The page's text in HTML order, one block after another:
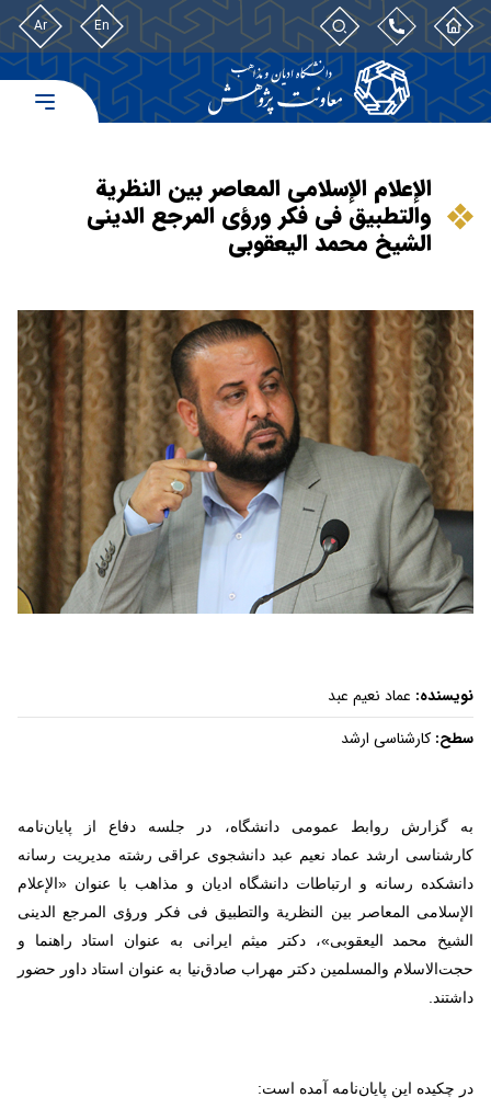
En
Ar
الإعلام الإسلامی المعاصر بین النظریة
والتطبیق فی فكر ورؤی المرجع الدینی
الشیخ محمد الیعقوبی
نویسنده: عماد نعیم عبد
سطح: کارشناسی ارشد
به گزارش روابط عمومی دانشگاه، در جلسه دفاع از پایان‌نامه
کارشناسی ارشد عماد نعیم عبد دانشجوی عراقی رشته مدیریت رسانه
دانشکده رسانه و ارتباطات دانشگاه ادیان و مذاهب با عنوان «الإعلام
الإسلامی المعاصر بین النظریة والتطبیق فی فكر ورؤی المرجع الدینی
الشیخ محمد الیعقوبی»، دکتر میثم ایرانی به عنوان استاد راهنما و
حجت‌الاسلام والمسلمین دکتر مهراب صادق‌نیا به عنوان استاد داور حضور
داشتند.
در چکیده این پایان‌نامه آمده است: